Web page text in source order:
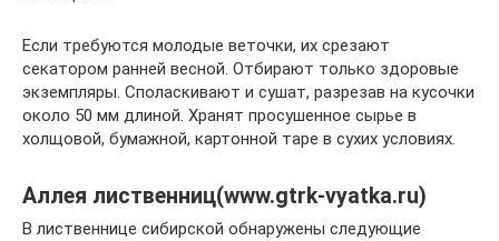
Если требуются молодые веточки, их срезают
секатором ранней весной. Отбирают только здоровые
экземпляры. Споласкивают и сушат, разрезав на кусочки
около 50 мм длиной. Хранят просушенное сырье в
холщовой, бумажной, картонной таре в сухих условиях.
Аллея лиственниц(www.gtrk-vyatka.ru)
В лиственнице сибирской обнаружены следующие